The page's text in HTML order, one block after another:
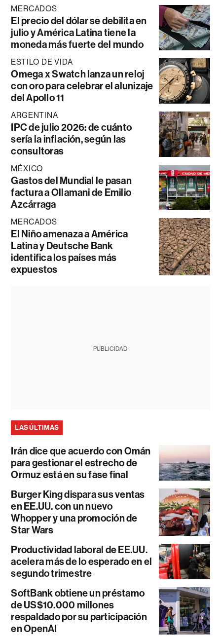
MERCADOS
El precio del dólar se debilita en
julio y América Latina tiene la
moneda más fuerte del mundo
ESTILO DE VIDA
Omega x Swatch lanza un reloj
con oro para celebrar el alunizaje
del Apollo 11
ARGENTINA
IPC de julio 2026: de cuánto
sería la inflación, según las
consultoras
MÉXICO
Gastos del Mundial le pasan
factura a Ollamani de Emilio
Azcárraga
MERCADOS
El Niño amenaza a América
Latina y Deutsche Bank
identifica los países más
expuestos
PUBLICIDAD
LAS ÚLTIMAS
Irán dice que acuerdo con Omán
para gestionar el estrecho de
Ormuz está en su fase final
Burger King dispara sus ventas
en EE.UU. con un nuevo
Whopper y una promoción de
Star Wars
Productividad laboral de EE.UU.
acelera más de lo esperado en el
segundo trimestre
SoftBank obtiene un préstamo
de US$10.000 millones
respaldado por su participación
en OpenAI